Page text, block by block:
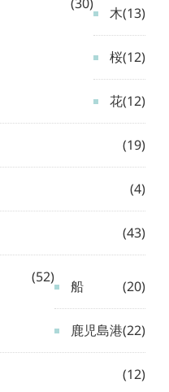
木(13)
桜(12)
花(12)
(19)
(4)
(43)
(52)
船 (20)
鹿児島港(22)
(12)